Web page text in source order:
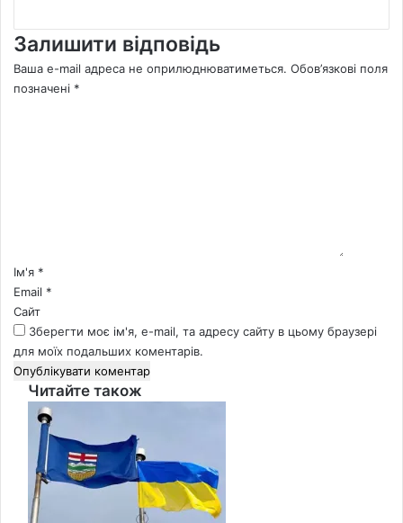
Залишити відповідь
Ваша e-mail адреса не оприлюднюватиметься. Обов’язкові поля
позначені *
*Ім'я *
Email *
Сайт
Зберегти моє ім'я, e-mail, та адресу сайту в цьому браузері
для моїх подальших коментарів.
Читайте також
Close